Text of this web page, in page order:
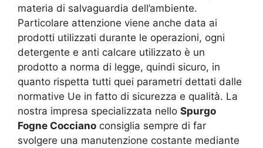
materia di salvaguardia dell’ambiente.
Particolare attenzione viene anche data ai
prodotti utilizzati durante le operazioni, ogni
detergente e anti calcare utilizzato è un
prodotto a norma di legge, quindi sicuro, in
quanto rispetta tutti quei parametri dettati dalle
normative Ue in fatto di sicurezza e qualità. La
nostra impresa specializzata nello Spurgo
Fogne Cocciano consiglia sempre di far
svolgere una manutenzione costante mediante